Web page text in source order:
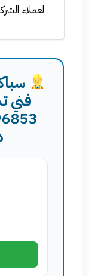
لعملاء
فني